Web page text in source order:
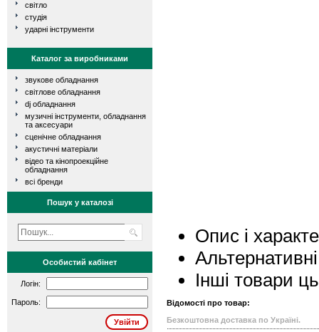
світло
студія
ударні інструменти
Каталог за виробниками
звукове обладнання
світлове обладнання
dj обладнання
музичні інструменти, обладнання
та аксесуари
сценічне обладнання
акустичні матеріали
відео та кінопроекційне
обладнання
всі бренди
Пошук у каталозі
Особистий кабінет
Логін:
Пароль:
Опис і
Інші товари
Відомості про товар:
Безкоштовна доставка по Україні.